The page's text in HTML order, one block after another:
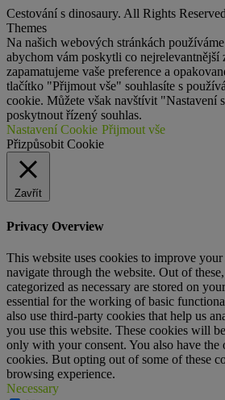
Cestování s dinosaury. All Rights
Themes
Na našich webových stránkách
abychom vám poskytli co nejrelevantnější
zapamatujeme vaše preference a
tlačítko "Přijmout vše" souhlasíte s
cookie. Můžete však navštívit "Nastavení
poskytnout řízený souhlas.
Nastavení Cookie Přijmout vše
Přizpůsobit Cookie
Zavřít
Privacy Overview
This website uses cookies to improve
navigate through the website. Out of
categorized as necessary are stored on
essential for the working of basic
also use third-party cookies that help us
you use this website. These cookies will
only with your consent. You also have the
cookies. But opting out of some of these
browsing experience.
Necessary